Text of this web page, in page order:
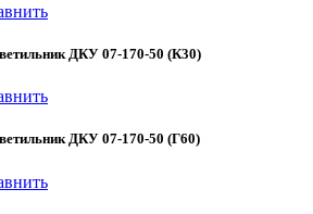
ДКУ 07-170-50 (К30)
ДКУ 07-170-50 (Г60)